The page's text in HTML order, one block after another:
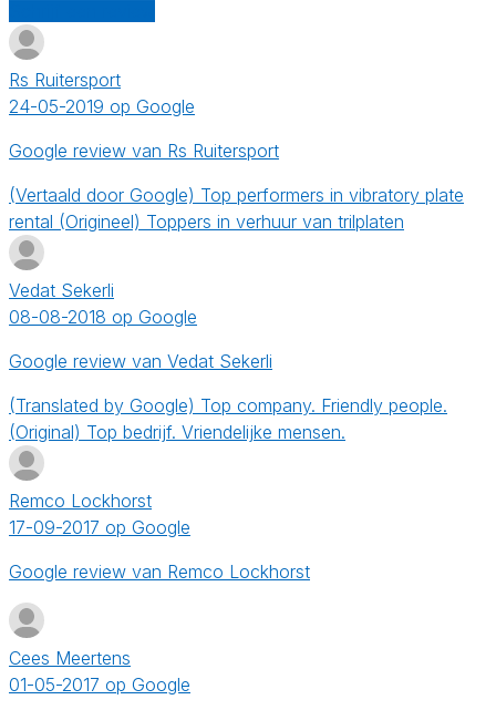
Rs Ruitersport
24-05-2019 op Google
Google review van Rs Ruitersport
(Vertaald door Google) Top performers in vibratory plate
rental (Origineel) Toppers in verhuur van trilplaten
Vedat Sekerli
08-08-2018 op Google
Google review van Vedat Sekerli
(Translated by Google) Top company. Friendly people.
(Original) Top bedrijf. Vriendelijke mensen.
Remco Lockhorst
17-09-2017 op Google
Google review van Remco Lockhorst
Cees Meertens
01-05-2017 op Google